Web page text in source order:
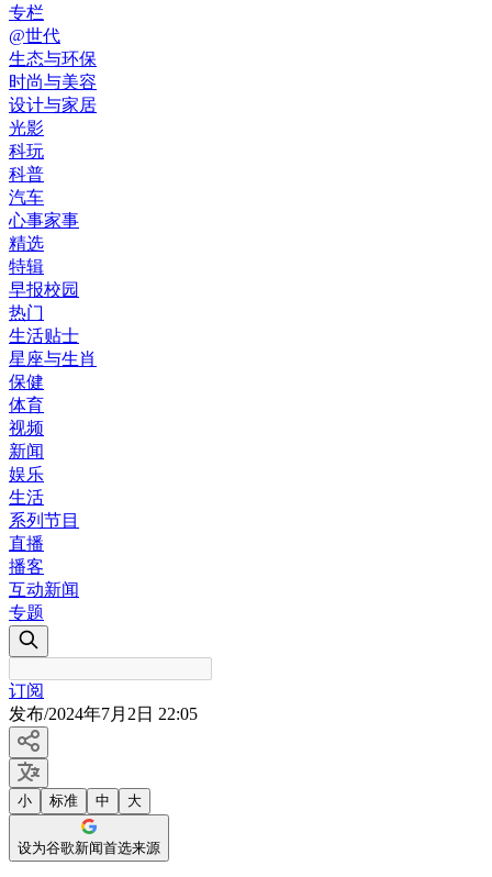
专栏
@世代
生态与环保
时尚与美容
设计与家居
光影
科玩
科普
汽车
心事家事
精选
特辑
早报校园
热门
生活贴士
星座与生肖
保健
体育
视频
新闻
娱乐
生活
系列节目
直播
播客
互动新闻
专题
订阅
发布/2024年7月2日 22:05
小 标准 中 大
设为谷歌新闻首选来源